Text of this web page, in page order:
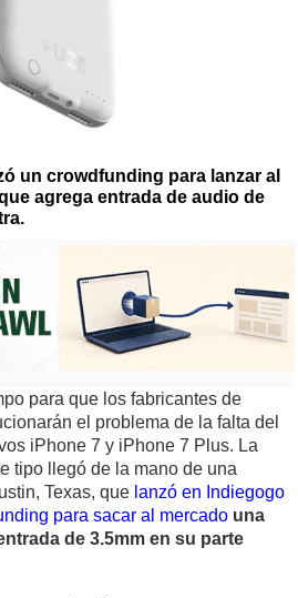
un crowdfunding para lanzar al
agrega entrada de audio de
para que los fabricantes de
el problema de la falta del
iPhone 7 y iPhone 7 Plus. La
tipo llegó de la mano de una
Texas, que lanzó en Indiegogo
para sacar al mercado una
de 3.5mm en su parte